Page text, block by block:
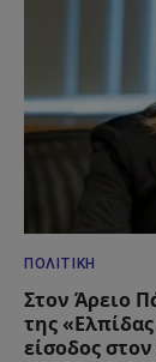
ΠΟΛΙΤΙΚΉ
Στον Άρειο
της
είσοδος